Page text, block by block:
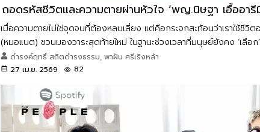
ถอดรหัสชีวิตและความตายผ่านหัวใจ ‘พญ.นิษฐา เอื้ออา
เมื่อความตายไม่ใช่จุดจบที่ต้องหลบเลี่ยง แต่คือกระจกสะท้อนว่าเราใช้ชีวิ
(หมอแนต) ชวนมองวาระสุดท้ายใหม่ ในฐานะช่วงเวลาที่มนุษย์ยังคง ‘เลือ
ศักดิ์ศรีของตัวเองได้เสมอ
ดำรงค์ฤทธิ์ สถิตดำรงธรรม, พาฝัน ศรีเริงหล้า
27 เม.ย. 2569
82